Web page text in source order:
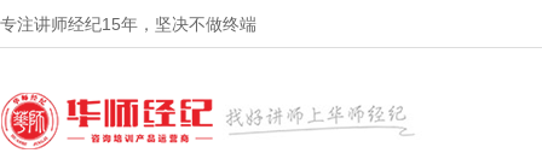
专注讲师经纪15年 ，坚决不做终端